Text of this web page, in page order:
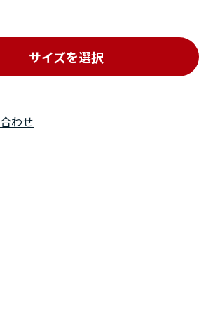
サイズを選択
わせ